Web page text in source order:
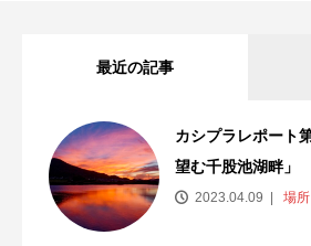
最近の記事
カシプラレポート
望む千股池湖畔」
2023.04.09 場所